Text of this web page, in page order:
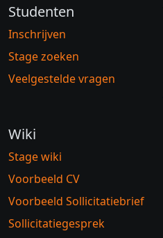
Studenten
Inschrijven
Stage zoeken
Veelgestelde vragen
Wiki
Stage wiki
Voorbeeld CV
Voorbeeld Sollicitatiebrief
Sollicitatiegesprek